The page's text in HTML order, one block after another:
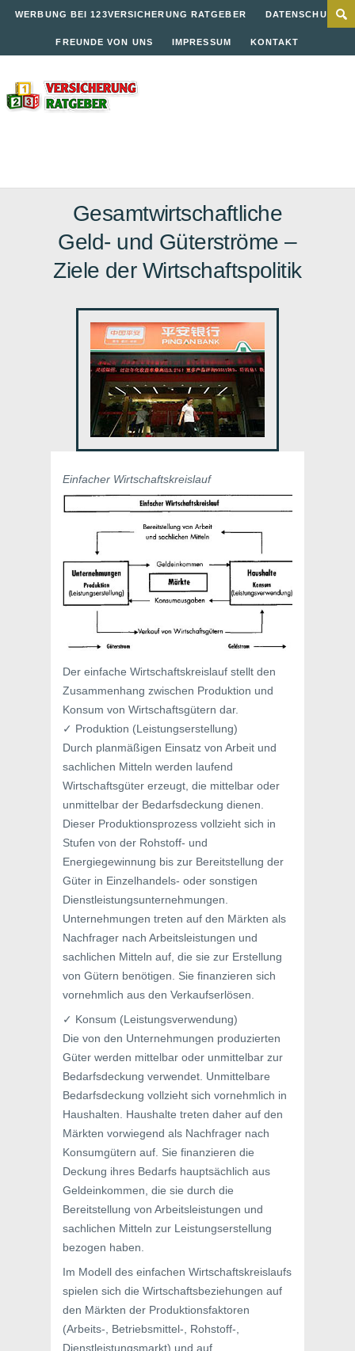
WERBUNG BEI 123VERSICHERUNG RATGEBER DATENSCHUTZ
FREUNDE VON UNS IMPRESSUM KONTAKT
Gesamtwirtschaftliche
Geld- und Güterströme –
Ziele der Wirtschaftspolitik
Einfacher Wirtschaftskreislauf
Der einfache Wirtschaftskreislauf stellt den
Zusammenhang zwischen Produktion und
Konsum von Wirtschaftsgütern dar.
✓ Produktion (Leistungserstellung)
Durch planmäßigen Einsatz von Arbeit und
sachlichen Mitteln werden laufend
Wirtschaftsgüter erzeugt, die mittelbar oder
unmittelbar der Bedarfsdeckung dienen.
Dieser Produktionsprozess vollzieht sich in
Stufen von der Rohstoff- und
Energiegewinnung bis zur Bereitstellung der
Güter in Einzelhandels- oder sonstigen
Dienstleistungsunternehmungen.
Unternehmungen treten auf den Märkten als
Nachfrager nach Arbeitsleistungen und
sachlichen Mitteln auf, die sie zur Erstellung
von Gütern benötigen. Sie finanzieren sich
vornehmlich aus den Verkaufserlösen.
✓ Konsum (Leistungsverwendung)
Die von den Unternehmungen produzierten
Güter werden mittelbar oder unmittelbar zur
Bedarfsdeckung verwendet. Unmittelbare
Bedarfsdeckung vollzieht sich vornehmlich in
Haushalten. Haushalte treten daher auf den
Märkten vorwiegend als Nachfrager nach
Konsumgütern auf. Sie finanzieren die
Deckung ihres Bedarfs hauptsächlich aus
Geldeinkommen, die sie durch die
Bereitstellung von Arbeitsleistungen und
sachlichen Mitteln zur Leistungserstellung
bezogen haben.
Im Modell des einfachen Wirtschaftskreislaufs
spielen sich die Wirtschaftsbeziehungen auf
den Märkten der Produktionsfaktoren
(Arbeits-, Betriebsmittel-, Rohstoff-,
Dienstleistungsmarkt) und auf